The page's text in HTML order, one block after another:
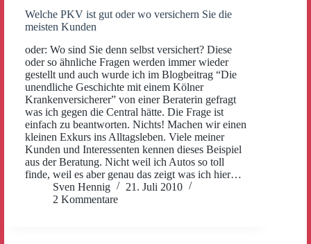
Welche PKV ist gut oder wo versichern Sie die
meisten Kunden
oder: Wo sind Sie denn selbst versichert? Diese
oder so ähnliche Fragen werden immer wieder
gestellt und auch wurde ich im Blogbeitrag “Die
unendliche Geschichte mit einem Kölner
Krankenversicherer” von einer Beraterin gefragt
was ich gegen die Central hätte. Die Frage ist
einfach zu beantworten. Nichts! Machen wir einen
kleinen Exkurs ins Alltagsleben. Viele meiner
Kunden und Interessenten kennen dieses Beispiel
aus der Beratung. Nicht weil ich Autos so toll
finde, weil es aber genau das zeigt was ich hier…
Sven Hennig
21. Juli 2010
2 Kommentare